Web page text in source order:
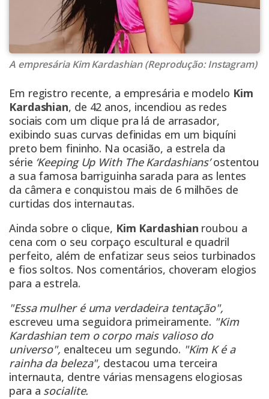
A empresária Kim Kardashian (Reprodução: Instagram)
Em registro recente, a empresária e modelo Kim
Kardashian, de 42 anos, incendiou as redes
sociais com um clique pra lá de arrasador,
exibindo suas curvas definidas em um biquíni
preto bem fininho. Na ocasião, a estrela da
série ‘Keeping Up With The Kardashians’ostentou
a sua famosa barriguinha sarada para as lentes
da câmera e conquistou mais de 6 milhões de
curtidas dos internautas.
Ainda sobre o clique, Kim Kardashian roubou a
cena com o seu corpaço escultural e quadril
perfeito, além de enfatizar seus seios turbinados
e fios soltos. Nos comentários, choveram elogios
para a estrela.
"Essa mulher é uma verdadeira tentação",
escreveu uma seguidora primeiramente. "Kim
Kardashian tem o corpo mais valioso do
universo", enalteceu um segundo. "Kim K é a
rainha da beleza", destacou uma terceira
internauta, dentre várias mensagens elogiosas
para a socialite.